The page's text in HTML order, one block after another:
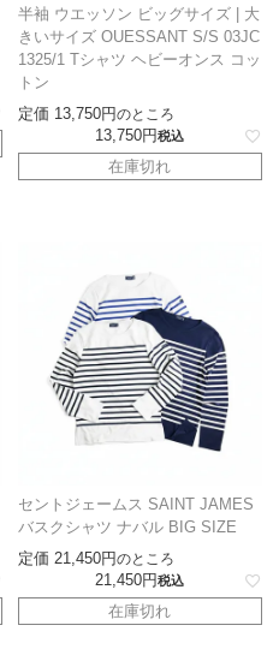
半袖 ウエッソン ビッグサイズ | 大
きいサイズ OUESSANT S/S 03JC
1325/1 Tシャツ ヘビーオンス コッ
トン
定価 13,750 のところ
13,750 税込
在庫切れ
セントジェームス SAINT JAMES
バスクシャツ ナバル BIG SIZE
定価 21,450 のところ
21,450 税込
在庫切れ